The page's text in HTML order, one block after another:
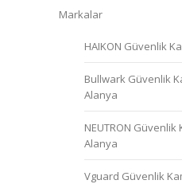
Markalar
HAIKON Güvenlik
Bullwark Güvenlik
Alanya
NEUTRON
Alanya
Vguard Güvenlik